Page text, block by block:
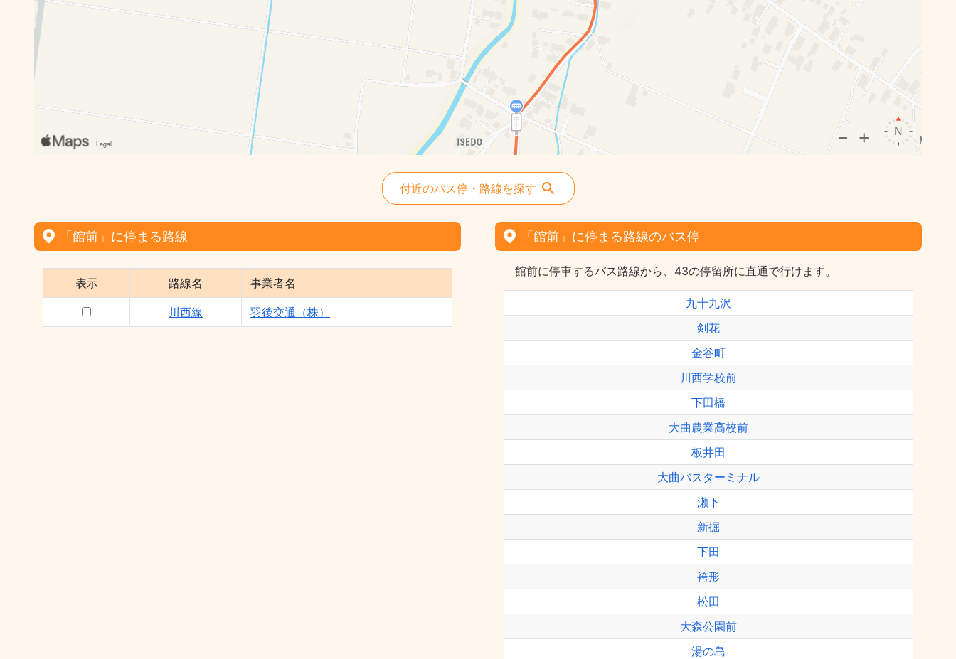
付近のバス停・路線を探す
「館前」に停まる路線
表示 路線名 事業者名
川西線 羽後交通（株）
「館前」に停まる路線のバス停
館前に停車するバス路線から、43の停留所に直通で行けます。
九十九沢
剣花
金谷町
川西学校前
下田橋
大曲農業高校前
板井田
大曲バスターミナル
瀬下
新掘
下田
袴形
松田
大森公園前
湯の島